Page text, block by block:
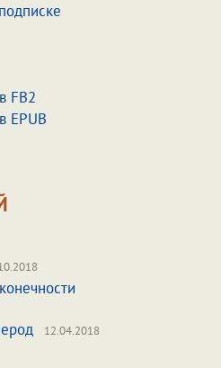
FB2
EPUB
12.04.2018